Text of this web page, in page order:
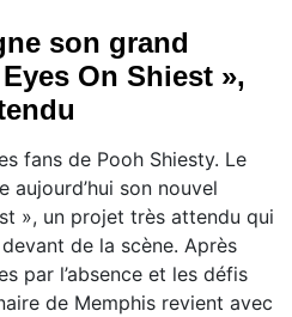
son grand
On Shiest »,
fans de Pooh Shiesty. Le
aujourd’hui son nouvel
», un projet très attendu qui
de la scène. Après
par l’absence et les défis
de Memphis revient avec